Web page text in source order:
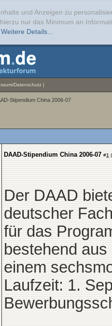
und Anzeigen zu
nur das Minimum an
Weitere Details...
Datenschutz |
Stipendium China 2006-07
DAAD-Stipendium China 2006-07 #1 (
Der DAAD
deutscher
für das
bestehend
einem
Laufzeit: 1.